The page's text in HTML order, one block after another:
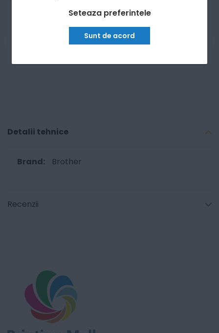
Seteaza preferintele
Sunt de acord
Am nevoie de ajutor
Detalii tehnice
Brother
Recenzii